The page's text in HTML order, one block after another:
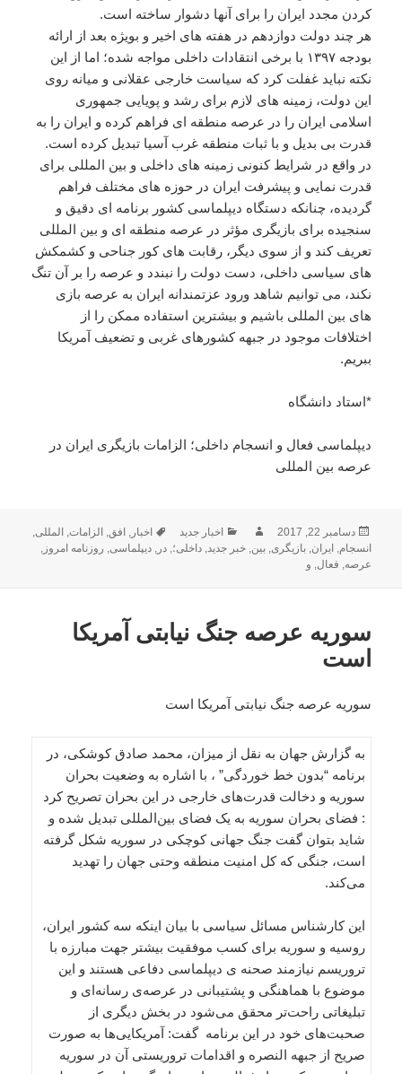
کردن مجدد ایران را برای آنها دشوار ساخته است.
هر چند دولت دوازدهم در هفته های اخیر و بویژه بعد از ارائه
بودجه ۱۳۹۷ با برخی انتقادات داخلی مواجه شده؛ اما از این
نکته نباید غفلت کرد که سیاست خارجی عقلانی و میانه روی
این دولت، زمینه های لازم برای رشد و پویایی جمهوری
اسلامی ایران را در عرصه منطقه ای فراهم کرده و ایران را به
قدرت بی بدیل و با ثبات منطقه غرب آسیا تبدیل کرده است.
در واقع در شرایط کنونی زمینه های داخلی و بین المللی برای
قدرت نمایی و پیشرفت ایران در حوزه های مختلف فراهم
گردیده، چنانکه دستگاه دیپلماسی کشور برنامه ای دقیق و
سنجیده برای بازیگری مؤثر در عرصه منطقه ای و بین المللی
تعریف کند و از سوی دیگر، رقابت های کور جناحی و کشمکش
های سیاسی داخلی، دست دولت را نبندد و عرصه را بر آن تنگ
نکند، می توانیم شاهد ورود عزتمندانه ایران به عرصه بازی
های بین المللی باشیم و بیشترین استفاده ممکن را از
اختلافات موجود در جبهه کشورهای غربی و تضعیف آمریکا
ببریم.
*استاد دانشگاه
دیپلماسی فعال و انسجام داخلی؛ الزامات بازیگری ایران در
عرصه بین المللی
ارسال
شده
در
دسامبر 22, 2017 نویسندهدسته‌ها
اخبار جدید برچسب‌ها
اخبار, افق, الزامات, المللی,
انسجام, ایران,بازیگری,بین,خبر جدید,داخلی؛,در,دیپلماسی, روزنامه امروز,
عرصه, فعال, و
سوریه عرصه جنگ نیابتی آمریکا
است
سوریه عرصه جنگ نیابتی آمریکا است
به گزارش جهان به نقل از میزان، محمد صادق کوشکی، در
برنامه “بدون خط خوردگی” ، با اشاره به وضعیت بحران
سوریه و دخالت قدرت‌های خارجی در این بحران تصریح کرد
: فضای بحران سوریه به یک فضای بین‌المللی تبدیل شده و
شاید بتوان گفت جنگ جهانی کوچکی در سوریه شکل گرفته
است، جنگی که کل امنیت منطقه وحتی جهان را تهدید
می‌کند.
این کارشناس مسائل سیاسی با بیان اینکه سه کشور ایران،
روسیه و سوریه برای کسب موفقیت بیشتر جهت مبارزه با
تروریسم‌ نیازمند صحنه ی دیپلماسی دفاعی هستند و این
موضوع با هماهنگی و پشتیبانی در عرصه‌ی رسانه‌ای و
تبلیغاتی راحت‌تر محقق می‌شود در بخش دیگری از
صحبت‌های خود در این برنامه گفت: آمریکایی‌ها به صورت
صریح از جبهه النصره و اقدامات تروریستی آن در سوریه